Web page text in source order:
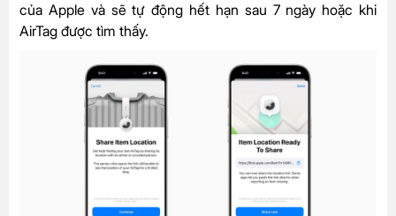
của Apple và sẽ tự động hết hạn sau 7 ngày hoặc khi
AirTag được tìm thấy.